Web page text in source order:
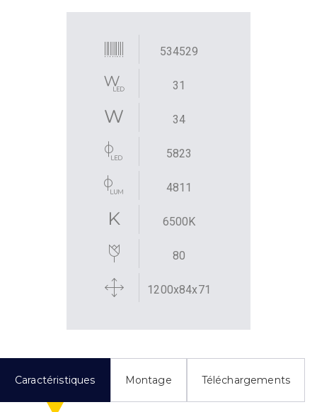
534529
31
34
5823
4811
6500K
80
1200x84x71
Caractéristiques Montage Téléchargements